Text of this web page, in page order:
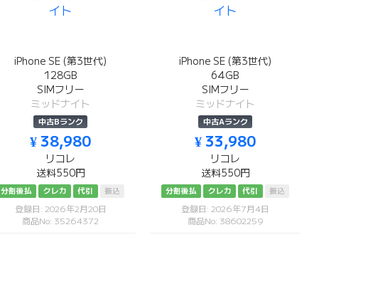
iPhone SE (第3世代)
128GB
SIMフリー
ミッドナイト
中古Bランク
¥ 38,980
リコレ
送料550円
分割後払 クレカ 代引 振込
登録日: 2026年2月20日
商品No: 35264372
iPhone SE (第3世代)
64GB
SIMフリー
ミッドナイト
中古Aランク
¥ 33,980
リコレ
送料550円
分割後払 クレカ 代引 振込
登録日: 2026年7月4日
商品No: 38602259